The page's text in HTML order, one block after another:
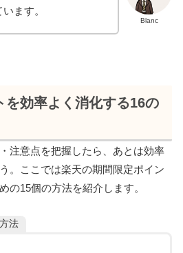
Blanc
ます。
を効率よく消化する16の
注意点を把握したら、あとは効率
。ここでは楽天の期間限定ポイン
の15個の方法を紹介します。
法